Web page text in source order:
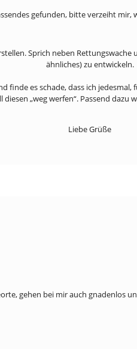
gefunden, bitte verzeiht mir,
Sprich neben
ähnliches) zu entwickeln.
es schade, dass ich
„weg werfen“. Passend
Liebe Grüße
gehen bei mir auch gnadenlos